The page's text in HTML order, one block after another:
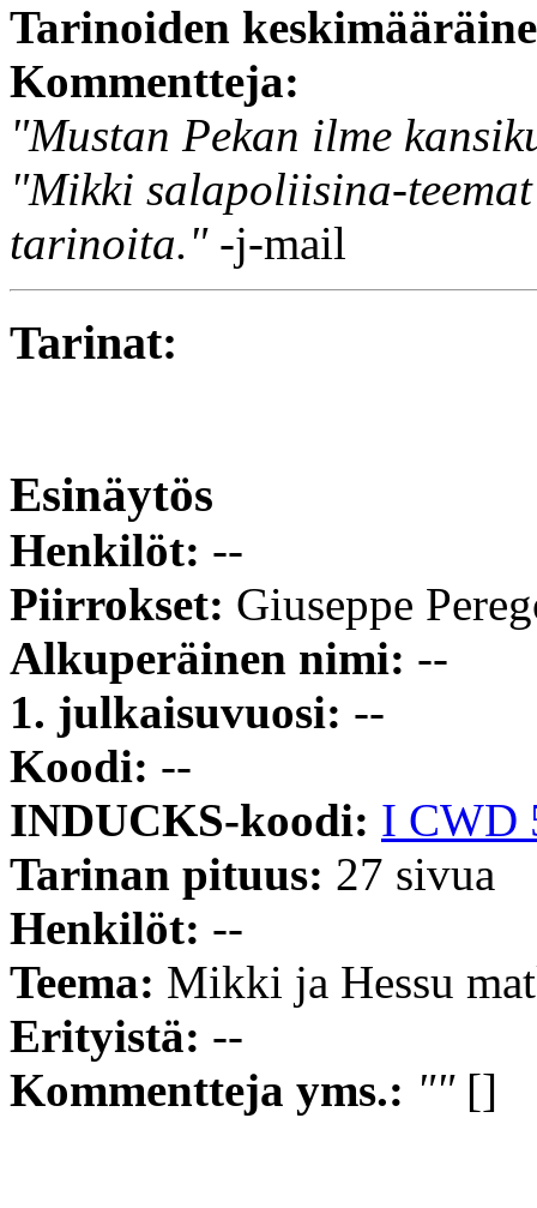
Tarinoiden
Kommentteja:
"Mustan Pekan ilme
"Mikki salapoliisina-
tarinoita."-j-mail
Tarinat:
Esinäytös
Henkilöt: --
Piirrokset: Giuseppe
Alkuperäinen nimi: --
1. julkaisuvuosi: --
Koodi: --
INDUCKS-koodi: I CWD
Tarinan pituus: 27 sivua
Henkilöt: --
Teema: Mikki ja Hessu
Erityistä: --
Kommentteja yms.: ""[]